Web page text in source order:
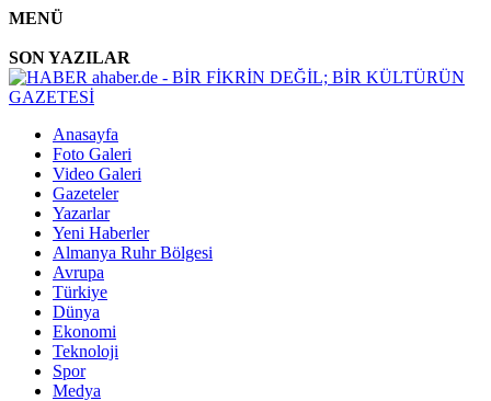
MENÜ
SON YAZILAR
Anasayfa
Foto Galeri
Video Galeri
Gazeteler
Yazarlar
Yeni Haberler
Almanya Ruhr Bölgesi
Avrupa
Türkiye
Dünya
Ekonomi
Teknoloji
Spor
Medya